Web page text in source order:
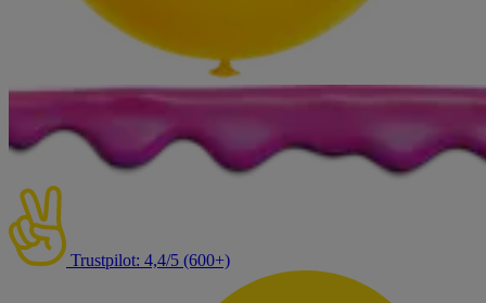
Trustpilot: 4,4/5 (600+)